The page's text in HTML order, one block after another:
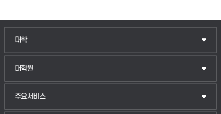
대학
인문융합공공인재학부
법경영학부
대학원
일반대학원
산업대학원
주요서비스
입학안내